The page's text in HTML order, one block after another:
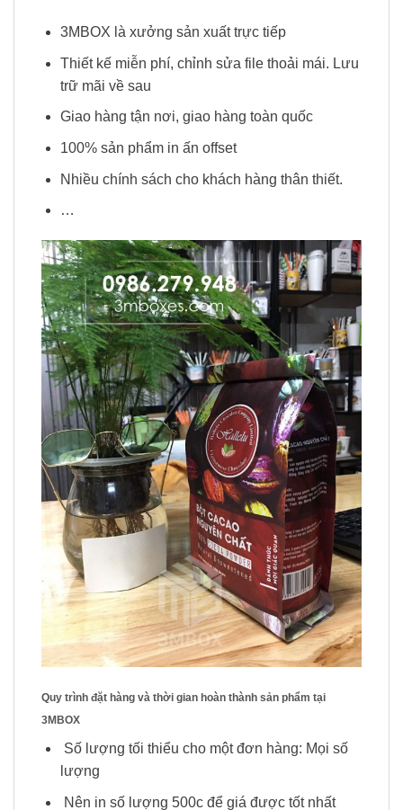
3MBOX là xưởng sản xuất trực tiếp
Thiết kế miễn phí, chỉnh sửa file thoải mái. Lưu
trữ mãi về sau
Giao hàng tận nơi, giao hàng toàn quốc
100% sản phẩm in ấn offset
Nhiều chính sách cho khách hàng thân thiết.
…
Quy trình đặt hàng và thời gian hoàn thành sản phẩm tại
3MBOX
Số lượng tối thiểu cho một đơn hàng: Mọi số
lượng
Nên in số lượng 500c để giá được tốt nhất